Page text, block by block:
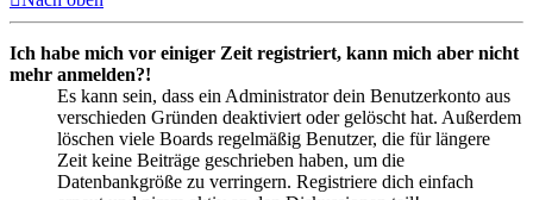
Ich habe mich vor einiger Zeit registriert, kann mich aber nicht
mehr anmelden?!
Es kann sein, dass ein Administrator dein Benutzerkonto aus
verschieden Gründen deaktiviert oder gelöscht hat. Außerdem
löschen viele Boards regelmäßig Benutzer, die für längere
Zeit keine Beiträge geschrieben haben, um die
Datenbankgröße zu verringern. Registriere dich einfach